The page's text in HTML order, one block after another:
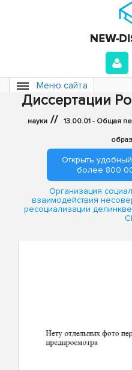
Меню сайта
Диссертации
науки // 13.00.01 - Общая
Открыть
более 800
Организация
взаимодействия
ресоциализации